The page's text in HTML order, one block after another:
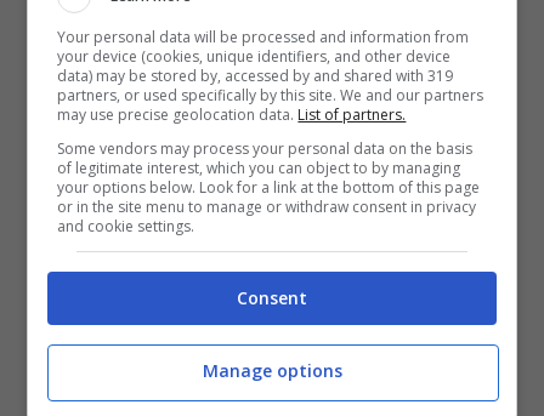
che la struttura possa reggere nonostante il
rischio di chiusura ed il blocco ai nuovi cicli di
cura. La Regione, infatti, in regime di
commissariamento, non può erogare
prestazioni aggiuntive imposte a livello centrale
senza lo sblocco dei finanziamenti della sanità.
Iommelli e Schiano sperano che la soluzione
possa arrivare presto per ilavoratori, ma
soprattutto per i pazienti che, grazie ad una
tecnica antica e conosciuta come l’ agopuntura,
L’agopuntura, infatti, garantisce benefici a
Your personal data will be processed and information from
your device (cookies, unique identifiers, and other device
data) may be stored by, accessed by and shared with 319
partners, or used specifically by this site. We and our partners
may use precise geolocation data. List of partners.
Some vendors may process your personal data on the basis
of legitimate interest, which you can object to by managing
your options below. Look for a link at the bottom of this page
or in the site menu to manage or withdraw consent in privacy
and cookie settings.
Consent
Manage options